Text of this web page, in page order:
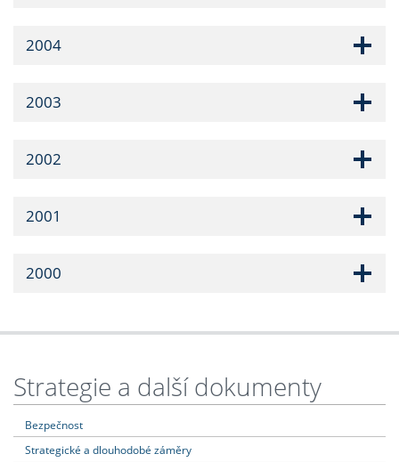
2004
2003
2002
2001
2000
Strategie a další dokumenty
Bezpečnost
Strategické a dlouhodobé záměry